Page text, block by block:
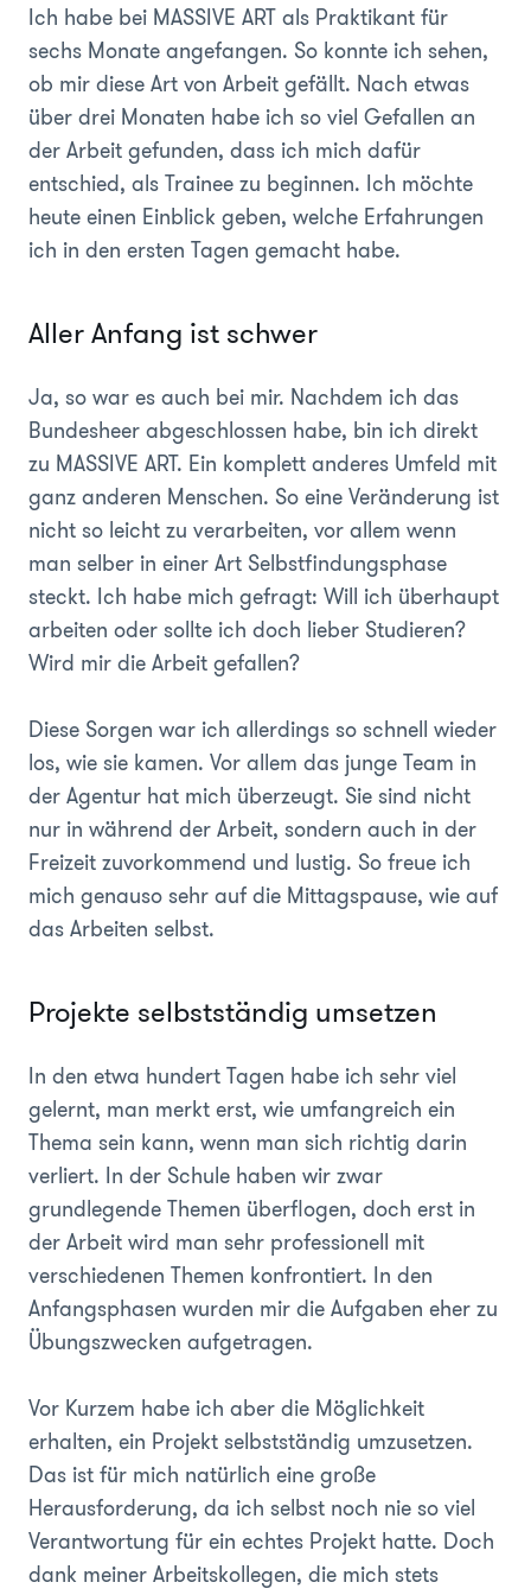
Ich habe bei MASSIVE ART als Praktikant für
sechs Monate angefangen. So konnte ich sehen,
ob mir diese Art von Arbeit gefällt. Nach etwas
über drei Monaten habe ich so viel Gefallen an
der Arbeit gefunden, dass ich mich dafür
entschied, als Trainee zu beginnen. Ich möchte
heute einen Einblick geben, welche Erfahrungen
ich in den ersten Tagen gemacht habe.
Aller Anfang ist schwer
Ja, so war es auch bei mir. Nachdem ich das
Bundesheer abgeschlossen habe, bin ich direkt
zu MASSIVE ART. Ein komplett anderes Umfeld mit
ganz anderen Menschen. So eine Veränderung ist
nicht so leicht zu verarbeiten, vor allem wenn
man selber in einer Art Selbstfindungsphase
steckt. Ich habe mich gefragt: Will ich überhaupt
arbeiten oder sollte ich doch lieber Studieren?
Wird mir die Arbeit gefallen?
Diese Sorgen war ich allerdings so schnell wieder
los, wie sie kamen. Vor allem das junge Team in
der Agentur hat mich überzeugt. Sie sind nicht
nur in während der Arbeit, sondern auch in der
Freizeit zuvorkommend und lustig. So freue ich
mich genauso sehr auf die Mittagspause, wie auf
das Arbeiten selbst.
Projekte selbstständig umsetzen
In den etwa hundert Tagen habe ich sehr viel
gelernt, man merkt erst, wie umfangreich ein
Thema sein kann, wenn man sich richtig darin
verliert. In der Schule haben wir zwar
grundlegende Themen überflogen, doch erst in
der Arbeit wird man sehr professionell mit
verschiedenen Themen konfrontiert. In den
Anfangsphasen wurden mir die Aufgaben eher zu
Übungszwecken aufgetragen.
Vor Kurzem habe ich aber die Möglichkeit
erhalten, ein Projekt selbstständig umzusetzen.
Das ist für mich natürlich eine große
Herausforderung, da ich selbst noch nie so viel
Verantwortung für ein echtes Projekt hatte. Doch
dank meiner Arbeitskollegen, die mich stets